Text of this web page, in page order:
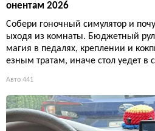
онентам 2026
Собери гоночный симулятор и
ыходя из комнаты. Бюджетный
магия в педалях, креплении и
езным тратам, иначе стол уедет в
Авто 441